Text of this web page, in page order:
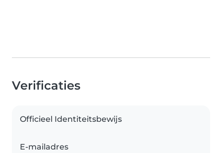
Verificaties
Officieel Identiteitsbewijs
E-mailadres